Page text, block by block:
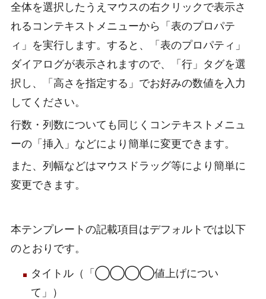
全体を選択したうえマウスの右クリックで表示さ
れるコンテキストメニューから「表のプロパテ
ィ」を実行します。すると、「表のプロパティ」
ダイアログが表示されますので、「行」タグを選
択し、「高さを指定する」でお好みの数値を入力
してください。
行数・列数についても同じくコンテキストメニュ
ーの「挿入」などにより簡単に変更できます。
また、列幅などはマウスドラッグ等により簡単に
変更できます。
本テンプレートの記載項目はデフォルトでは以下
のとおりです。
タイトル（「◯◯◯◯値上げについ
て」）